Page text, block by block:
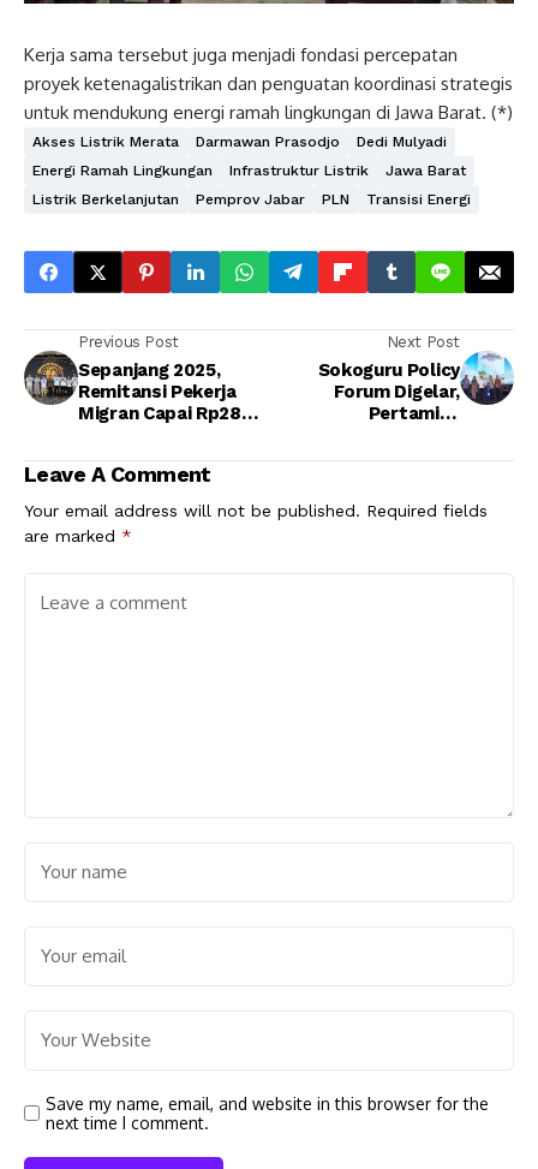
Kerja sama tersebut juga menjadi fondasi percepatan
proyek ketenagalistrikan dan penguatan koordinasi strategis
untuk mendukung energi ramah lingkungan di Jawa Barat. (*)
Akses Listrik Merata Darmawan Prasodjo
Dedi Mulyadi
Energi Ramah Lingkungan
Infrastruktur Listrik
Jawa Barat
Listrik Berkelanjutan
Pemprov Jabar PLN Transisi Energi
Previous Post
Sepanjang 2025,
Remitansi Pekerja
Migran Capai Rp288
Next Post
Sokoguru Policy
Forum Digelar,
Pertamina
Leave A Comment
Your email address will not be published. Required fields
are marked *
Save my name, email, and website in this browser for the
next time I comment.